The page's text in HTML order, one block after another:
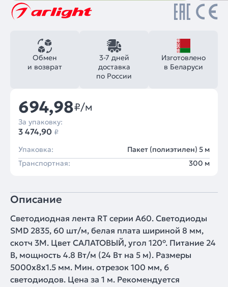
3-7 дней
доставка
по России
Обмен
и возврат
Изготовлено
в Беларуси
694,98₽/м
За упаковку:
3 474,90 ₽
Упаковка:
Пакет (полиэтилен) 5 м
Транспортная:
300 м
Описание
Светодиодная лента RT серии A60. Светодиоды
SMD 2835, 60 шт/м, белая плата шириной 8 мм,
скотч 3M. Цвет САЛАТОВЫЙ, угол 120°. Питание 24
В, мощность 4.8 Вт/м (24 Вт на 5 м). Размеры
5000x8x1.5 мм. Мин. отрезок 100 мм, 6
светодиодов. Цена за 1 м. Рекомендуется